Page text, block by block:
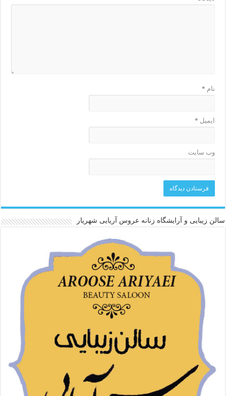
نام *
ایمیل *
وب‌ سایت
سالن زیبایی و آرایشگاه زنانه عروس آریایی شهریار